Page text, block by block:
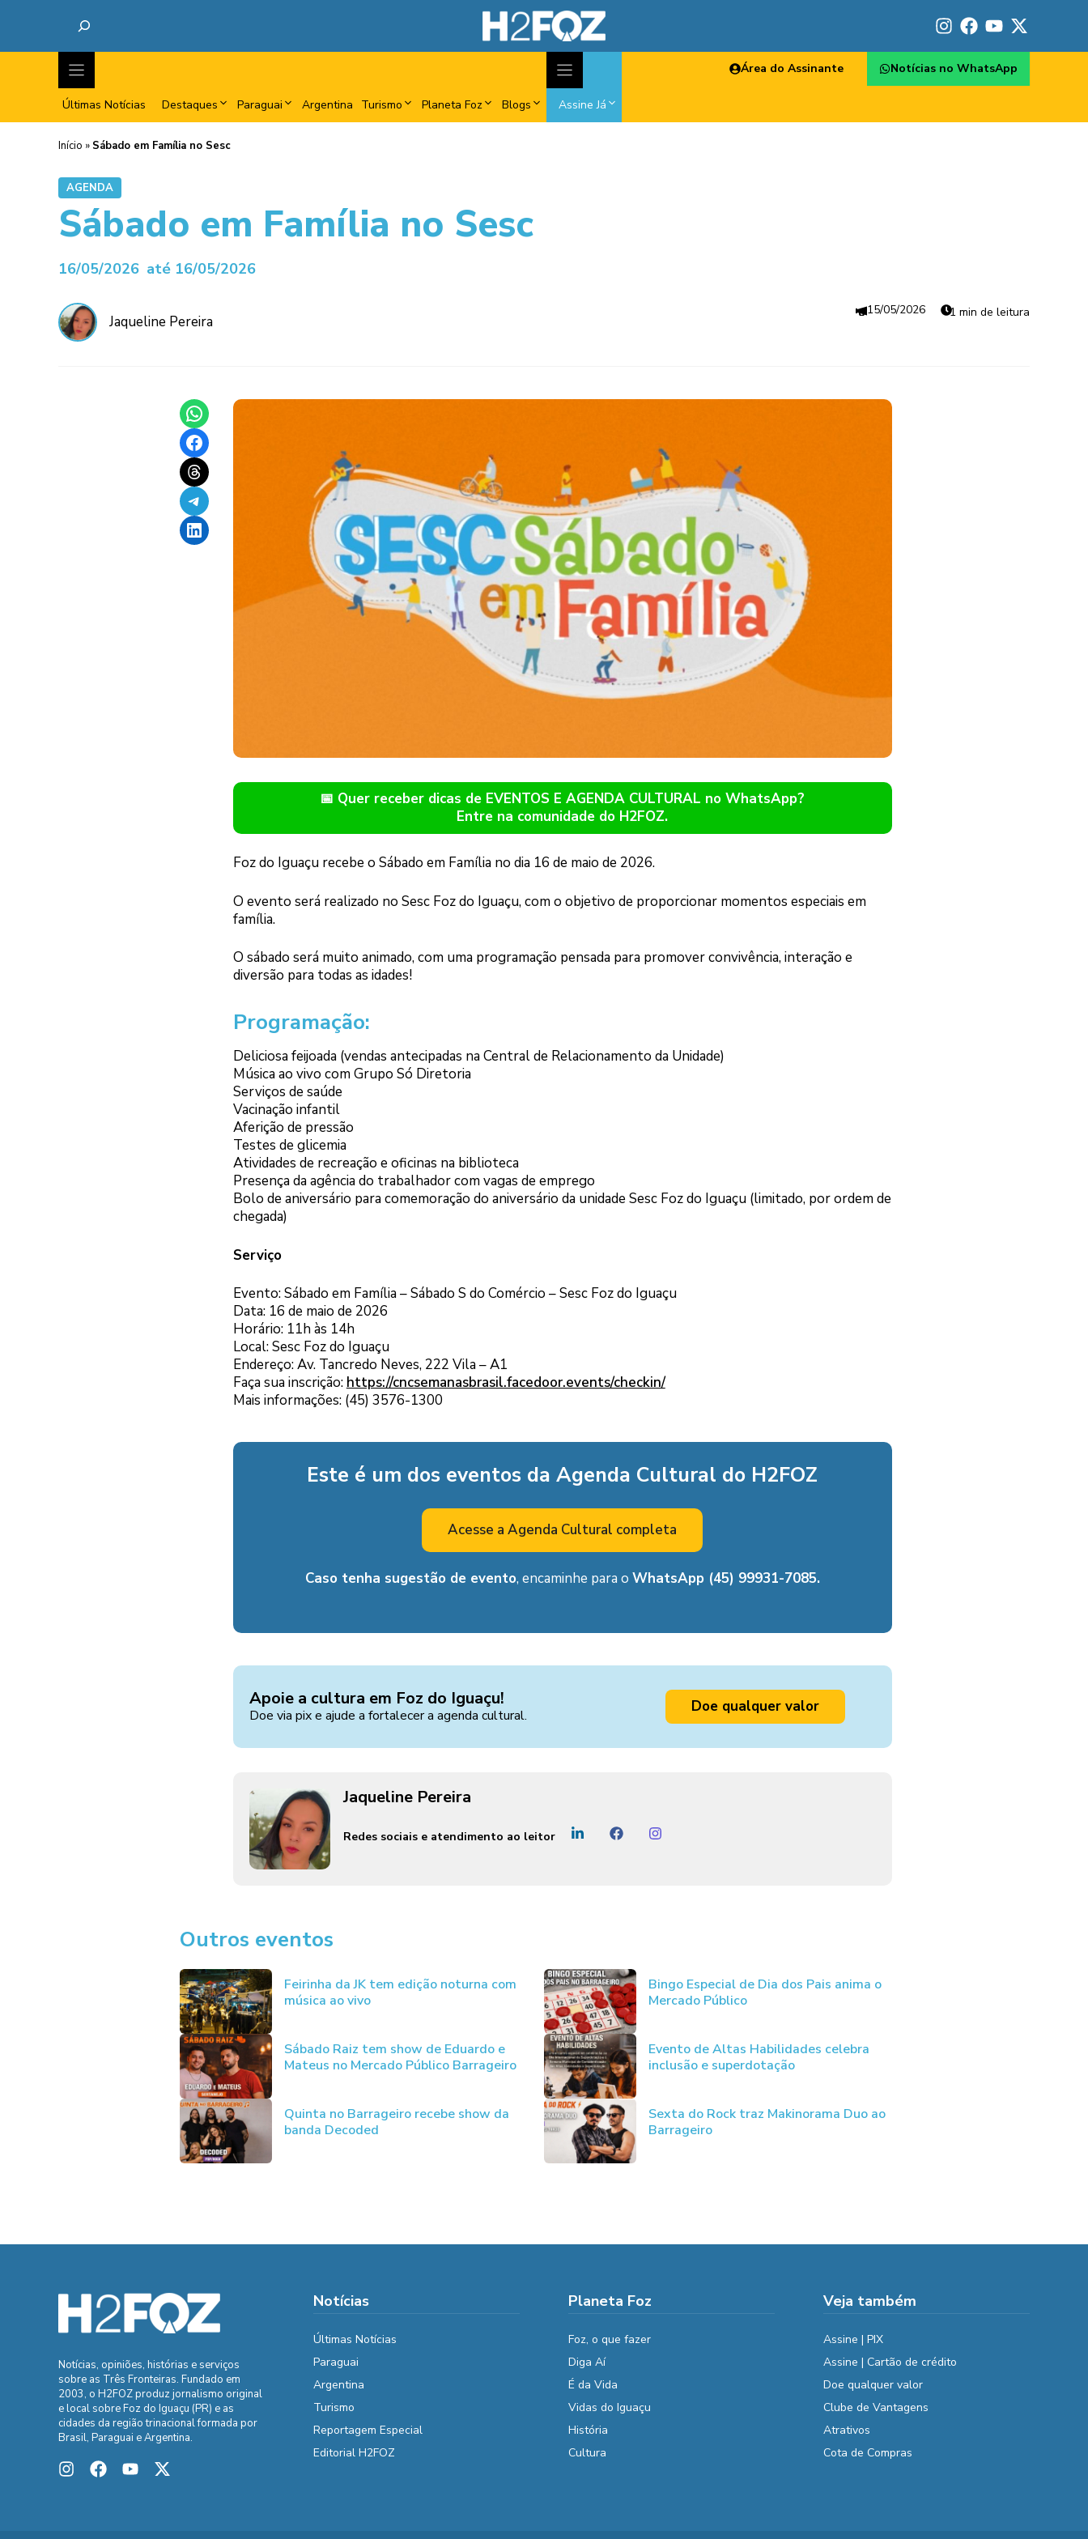
Últimas Notícias Destaques Paraguai Argentina Turismo Planeta Foz Blogs Assine Já
Área do Assinante Notícias no WhatsApp
Início » Sábado em Família no Sesc
AGENDA
Sábado em Família no Sesc
16/05/2026 até 16/05/2026
Jaqueline Pereira
15/05/2026 1 min de leitura
Share on WhatsApp
Share on Facebook
Share on Threads
Share on Telegram
Share on LinkedIn
📅 Quer receber dicas de EVENTOS E AGENDA CULTURAL no WhatsApp?
Entre na comunidade do H2FOZ.
Foz do Iguaçu recebe o Sábado em Família no dia 16 de maio de 2026.
O evento será realizado no Sesc Foz do Iguaçu, com o objetivo de proporcionar momentos especiais em
família.
O sábado será muito animado, com uma programação pensada para promover convivência, interação e
diversão para todas as idades!
Programação:
Deliciosa feijoada (vendas antecipadas na Central de Relacionamento da Unidade)
Música ao vivo com Grupo Só Diretoria
Serviços de saúde
Vacinação infantil
Aferição de pressão
Testes de glicemia
Atividades de recreação e oficinas na biblioteca
Presença da agência do trabalhador com vagas de emprego
Bolo de aniversário para comemoração do aniversário da unidade Sesc Foz do Iguaçu (limitado, por ordem de
chegada)
Serviço
Evento: Sábado em Família – Sábado S do Comércio – Sesc Foz do Iguaçu
Data: 16 de maio de 2026
Horário: 11h às 14h
Local: Sesc Foz do Iguaçu
Endereço: Av. Tancredo Neves, 222 Vila – A1
Faça sua inscrição: https://cncsemanasbrasil.facedoor.events/checkin/
Mais informações: (45) 3576-1300
Este é um dos eventos da Agenda Cultural do H2FOZ
Acesse a Agenda Cultural completa
Caso tenha sugestão de evento, encaminhe para o WhatsApp (45) 99931-7085.
Apoie a cultura em Foz do Iguaçu!
Doe via pix e ajude a fortalecer a agenda cultural. Doe qualquer valor
Jaqueline Pereira
Redes sociais e atendimento ao leitor
Outros eventos
Feirinha da JK tem edição noturna com
música ao vivo
Bingo Especial de Dia dos Pais anima o
Mercado Público
Sábado Raiz tem show de Eduardo e
Mateus no Mercado Público Barrageiro
Evento de Altas Habilidades celebra
inclusão e superdotação
Quinta no Barrageiro recebe show da
banda Decoded
Sexta do Rock traz Makinorama Duo ao
Barrageiro
Notícias, opiniões, histórias e serviços
sobre as Três Fronteiras. Fundado em
2003, o H2FOZ produz jornalismo original
e local sobre Foz do Iguaçu (PR) e as
cidades da região trinacional formada por
Brasil, Paraguai e Argentina.
Notícias
Últimas Notícias
Paraguai
Argentina
Turismo
Reportagem Especial
Editorial H2FOZ
Planeta Foz
Foz, o que fazer
Diga Aí
É da Vida
Vidas do Iguaçu
História
Cultura
Veja também
Assine | PIX
Assine | Cartão de crédito
Doe qualquer valor
Clube de Vantagens
Atrativos
Cota de Compras